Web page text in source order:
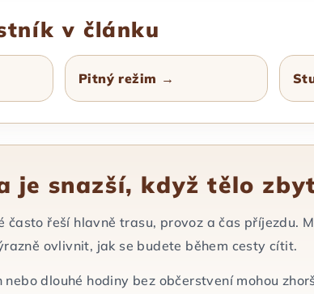
v článku
Pitný režim →
je snazší, když tělo
často řeší hlavně trasu, provoz a čas příjezdu.
ovlivnit, jak se budete během cesty cítit.
dlouhé hodiny bez občerstvení mohou